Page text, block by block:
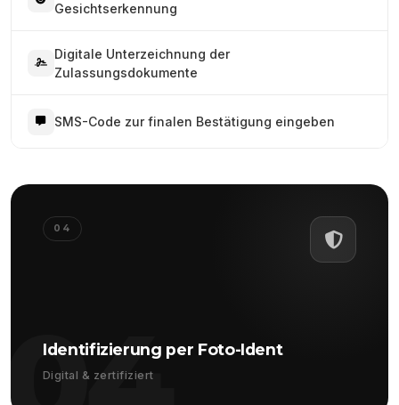
Gesichtserkennung
Digitale Unterzeichnung der
Zulassungsdokumente
SMS-Code zur finalen Bestätigung eingeben
04
Identifizierung per Foto-Ident
Digital & zertifiziert